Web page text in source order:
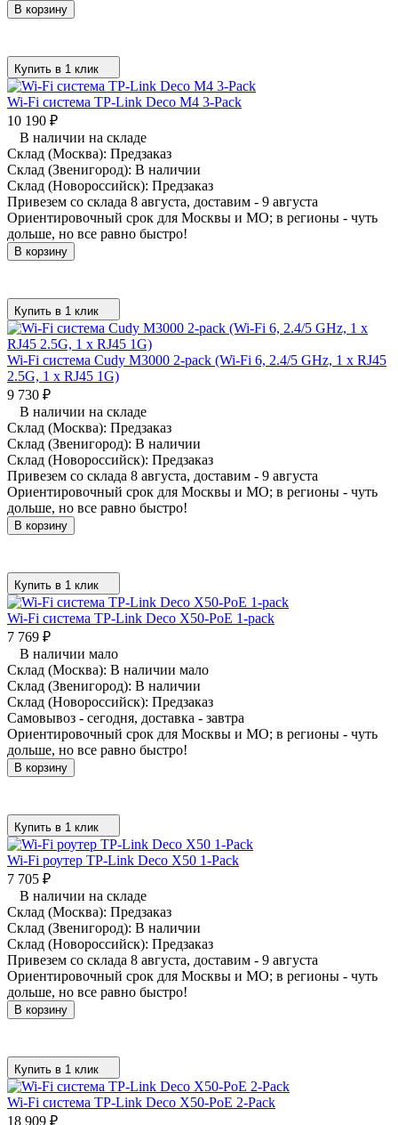
В корзину
Купить в 1 клик
Wi-Fi система TP-Link Deco M4 3-Pack
10 190 ₽
В наличии на складе
Склад (Москва): Предзаказ
Склад (Звенигород): В наличии
Склад (Новороссийск): Предзаказ
Привезем со склада 8 августа, доставим - 9 августа
Ориентировочный срок для Москвы и МО; в регионы - чуть
дольше, но все равно быстро!
В корзину
Купить в 1 клик
Wi-Fi система Cudy M3000 2-pack (Wi-Fi 6, 2.4/5 GHz, 1 x RJ45
2.5G, 1 x RJ45 1G)
9 730 ₽
В наличии на складе
Склад (Москва): Предзаказ
Склад (Звенигород): В наличии
Склад (Новороссийск): Предзаказ
Привезем со склада 8 августа, доставим - 9 августа
Ориентировочный срок для Москвы и МО; в регионы - чуть
дольше, но все равно быстро!
В корзину
Купить в 1 клик
Wi-Fi система TP-Link Deco X50-PoE 1-pack
7 769 ₽
В наличии мало
Склад (Москва): В наличии мало
Склад (Звенигород): В наличии
Склад (Новороссийск): Предзаказ
Самовывоз - сегодня, доставка - завтра
Ориентировочный срок для Москвы и МО; в регионы - чуть
дольше, но все равно быстро!
В корзину
Купить в 1 клик
Wi-Fi роутер TP-Link Deco X50 1-Pack
7 705 ₽
В наличии на складе
Склад (Москва): Предзаказ
Склад (Звенигород): В наличии
Склад (Новороссийск): Предзаказ
Привезем со склада 8 августа, доставим - 9 августа
Ориентировочный срок для Москвы и МО; в регионы - чуть
дольше, но все равно быстро!
В корзину
Купить в 1 клик
Wi-Fi система TP-Link Deco X50-PoE 2-Pack
18 909 ₽